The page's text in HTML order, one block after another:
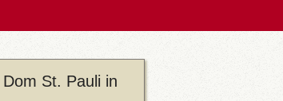
St. Pauli in